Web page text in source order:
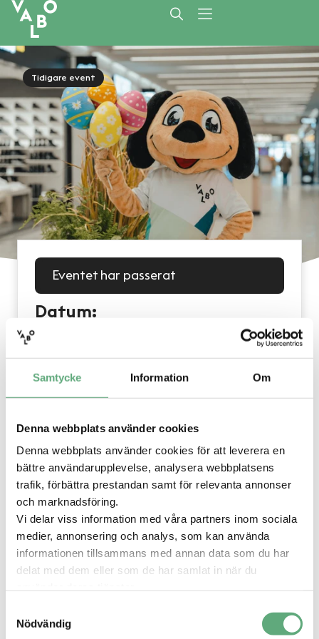
Samtycke Information Om
Denna webbplats använder cookies
Denna webbplats använder cookies för att leverera en
bättre användarupplevelse, analysera webbplatsens
trafik, förbättra prestandan samt för relevanta annonser
och marknadsföring.
Vi delar viss information med våra partners inom sociala
medier, annonsering och analys, som kan använda
informationen tillsammans med annan data som du har
delat med dem eller som de har samlat in när du
Nödvändig
Tidigare event
Påskdisco med
maskoten Vilja
Vilja bjuder in till påskdisco!
På lördag bjuder vi in till ett härligt påskdisco – en
musik, ballonger och dans.
Eventet har passerat
Datum:
Tid:
Plats:
Mellan Löthmans och New Yorker